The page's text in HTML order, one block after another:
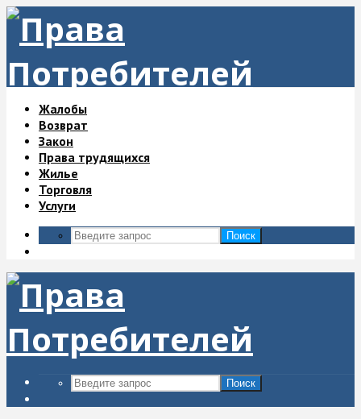
Жалобы
Возврат
Закон
Права трудящихся
Жилье
Торговля
Услуги
Поиск
Поиск